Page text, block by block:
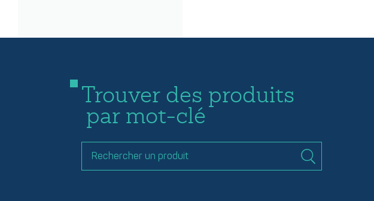
Trouver des produits
par mot-clé